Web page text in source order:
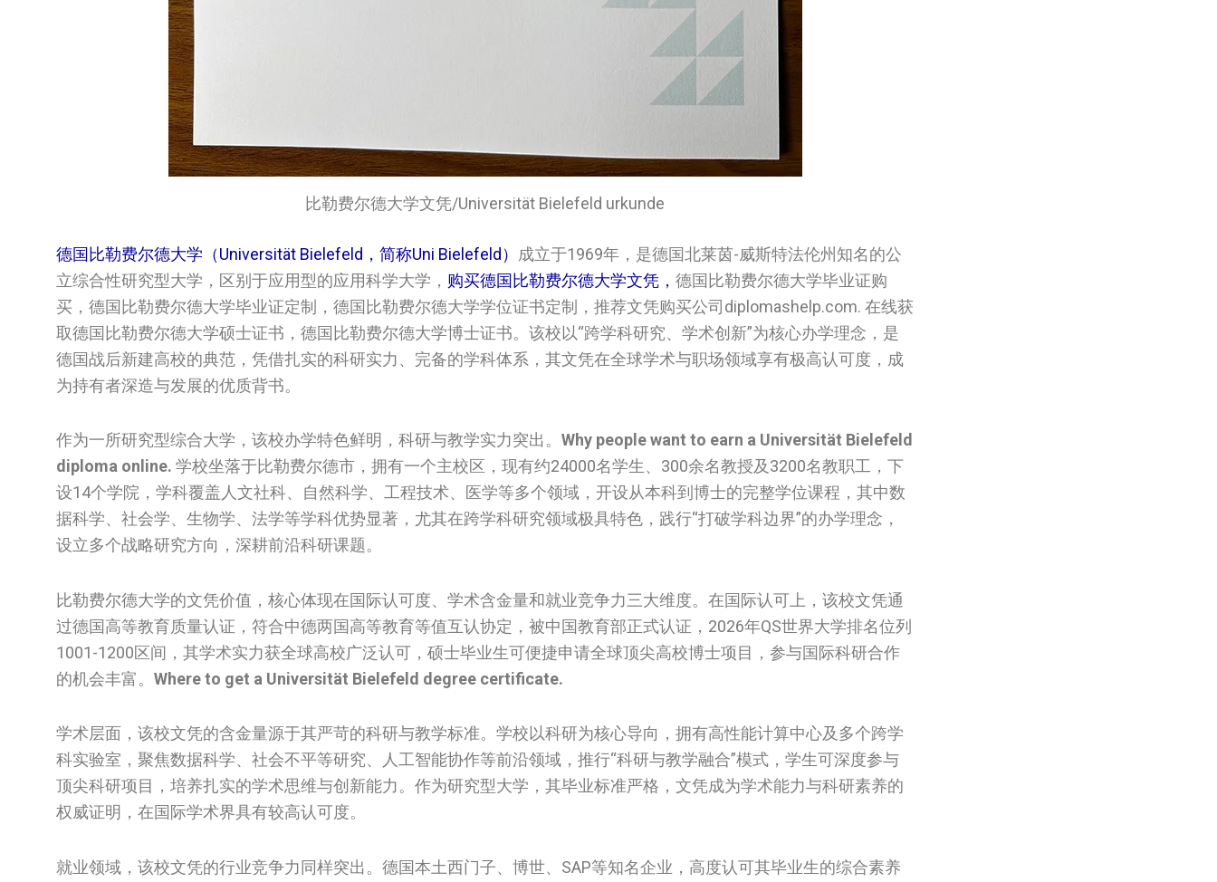
比勒费尔德大学文凭/Universität Bielefeld urkunde
德国比勒费尔德大学（Universität Bielefeld，简称Uni Bielefeld） 成立于1969年，是德国北莱茵-威斯特法伦州知名的公
立综合性研究型大学，区别于应用型的应用科学大学， 购买德国比勒费尔德大学‌‌‌文凭， 德国比勒费尔德大学‌‌‌毕业证购
买，德国比勒费尔德大学‌‌‌毕业证定制，德国比勒费尔德大学‌‌‌学位证书定制，推荐文凭购买公司diplomashelp.com. 在线获
取德国比勒费尔德大学‌‌‌硕士证书，德国比勒费尔德大学‌‌‌博士证书。该校以“跨学科研究、学术创新”为核心办学理念，是
德国战后新建高校的典范，凭借扎实的科研实力、完备的学科体系，其文凭在全球学术与职场领域享有极高认可度，成
为持有者深造与发展的优质背书。
作为一所研究型综合大学，该校办学特色鲜明，科研与教学实力突出。 Why people want to earn a Universität Bielefeld
diploma online. 学校坐落于比勒费尔德市，拥有一个主校区，现有约24000名学生、300余名教授及3200名教职工，下
设14个学院，学科覆盖人文社科、自然科学、工程技术、医学等多个领域，开设从本科到博士的完整学位课程，其中数
据科学、社会学、生物学、法学等学科优势显著，尤其在跨学科研究领域极具特色，践行“打破学科边界”的办学理念，
设立多个战略研究方向，深耕前沿科研课题。
比勒费尔德大学的文凭价值，核心体现在国际认可度、学术含金量和就业竞争力三大维度。在国际认可上，该校文凭通
过德国高等教育质量认证，符合中德两国高等教育等值互认协定，被中国教育部正式认证，2026年QS世界大学排名位列
1001-1200区间，其学术实力获全球高校广泛认可，硕士毕业生可便捷申请全球顶尖高校博士项目，参与国际科研合作
的机会丰富。 Where to get a Universität Bielefeld degree certificate.
学术层面，该校文凭的含金量源于其严苛的科研与教学标准。学校以科研为核心导向，拥有高性能计算中心及多个跨学
科实验室，聚焦数据科学、社会不平等研究、人工智能协作等前沿领域，推行“科研与教学融合”模式，学生可深度参与
顶尖科研项目，培养扎实的学术思维与创新能力。作为研究型大学，其毕业标准严格，文凭成为学术能力与科研素养的
权威证明，在国际学术界具有较高认可度。
就业领域，该校文凭的行业竞争力同样突出。德国本土西门子、博世、SAP等知名企业，高度认可其毕业生的综合素养